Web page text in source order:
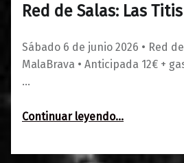
Red de Salas: Las
Sábado 6 de junio 2026 • Red
MalaBrava • Anticipada 12€ +
…
Continuar leyendo“Red de Salas: Las Titis + MalaBrava”
…
01/05/20260
Maravillas